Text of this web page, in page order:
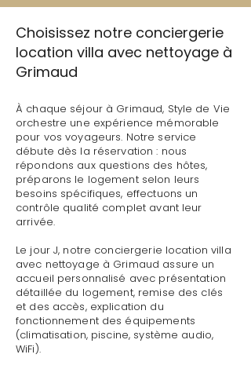
Choisissez notre conciergerie
location villa avec nettoyage à
Grimaud
À chaque séjour à Grimaud, Style de Vie
orchestre une expérience mémorable
pour vos voyageurs. Notre service
débute dès la réservation : nous
répondons aux questions des hôtes,
préparons le logement selon leurs
besoins spécifiques, effectuons un
contrôle qualité complet avant leur
arrivée.
Le jour J, notre conciergerie location villa
avec nettoyage à Grimaud assure un
accueil personnalisé avec présentation
détaillée du logement, remise des clés
et des accès, explication du
fonctionnement des équipements
(climatisation, piscine, système audio,
WiFi).